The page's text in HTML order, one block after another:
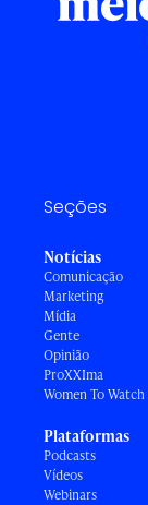
Seções
Notícias
Comunicação
Marketing
Mídia
Gente
Opinião
ProXXIma
Women To Watch
Plataformas
Podcasts
Vídeos
Webinars